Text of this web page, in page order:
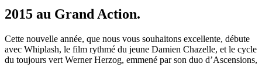
2015 au Grand Action.
Cette nouvelle année, que nous vous souhaitons excellente, débute
avec Whiplash, le film rythmé du jeune Damien Chazelle, et le cycle
du toujours vert Werner Herzog, emmené par son duo d’Ascensions,